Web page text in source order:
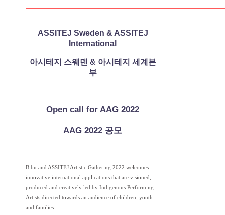
ASSITEJ Sweden & ASSITEJ
International
아시테지 스웨덴 & 아시테지 세계본
부
Open call for AAG 2022
AAG 2022 공모
Bibu and ASSITEJ Artistic Gathering 2022 welcomes
innovative international applications that are visioned,
produced and creatively led by Indigenous Performing
Artists,directed towards an audience of children, youth
and families.